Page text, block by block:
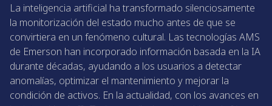
La inteligencia artificial ha transformado silenciosamente
la monitorización del estado mucho antes de que se
convirtiera en un fenómeno cultural. Las tecnologías AMS
de Emerson han incorporado información basada en la IA
durante décadas, ayudando a los usuarios a detectar
anomalías, optimizar el mantenimiento y mejorar la
condición de activos. En la actualidad, con los avances en